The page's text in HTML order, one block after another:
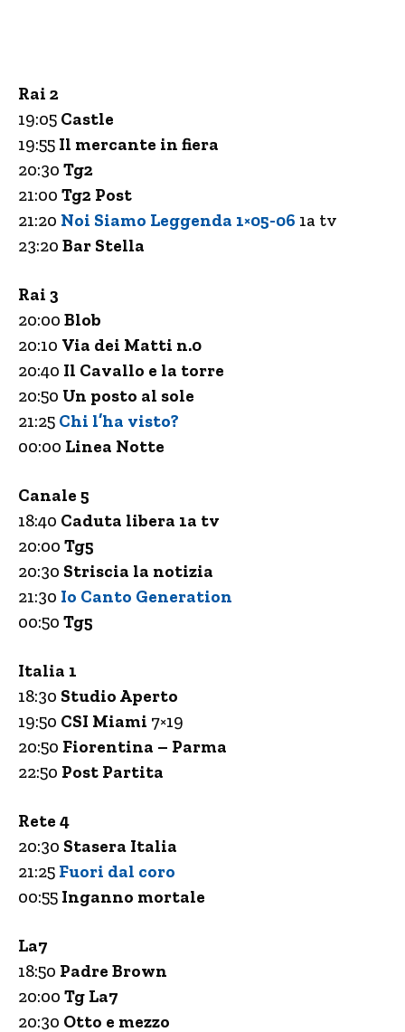
Rai 2
19:05 Castle
19:55 Il mercante in fiera
20:30 Tg2
21:00 Tg2 Post
21:20 Noi Siamo Leggenda 1×05-06 1a tv
23:20 Bar Stella
Rai 3
20:00 Blob
20:10 Via dei Matti n.0
20:40 Il Cavallo e la torre
20:50 Un posto al sole
21:25 Chi l’ha visto?
00:00 Linea Notte
Canale 5
18:40 Caduta libera 1a tv
20:00 Tg5
20:30 Striscia la notizia
21:30 Io Canto Generation
00:50 Tg5
Italia 1
18:30 Studio Aperto
19:50 CSI Miami 7×19
20:50 Fiorentina – Parma
22:50 Post Partita
Rete 4
20:30 Stasera Italia
21:25 Fuori dal coro
00:55 Inganno mortale
La7
18:50 Padre Brown
20:00 Tg La7
20:30 Otto e mezzo